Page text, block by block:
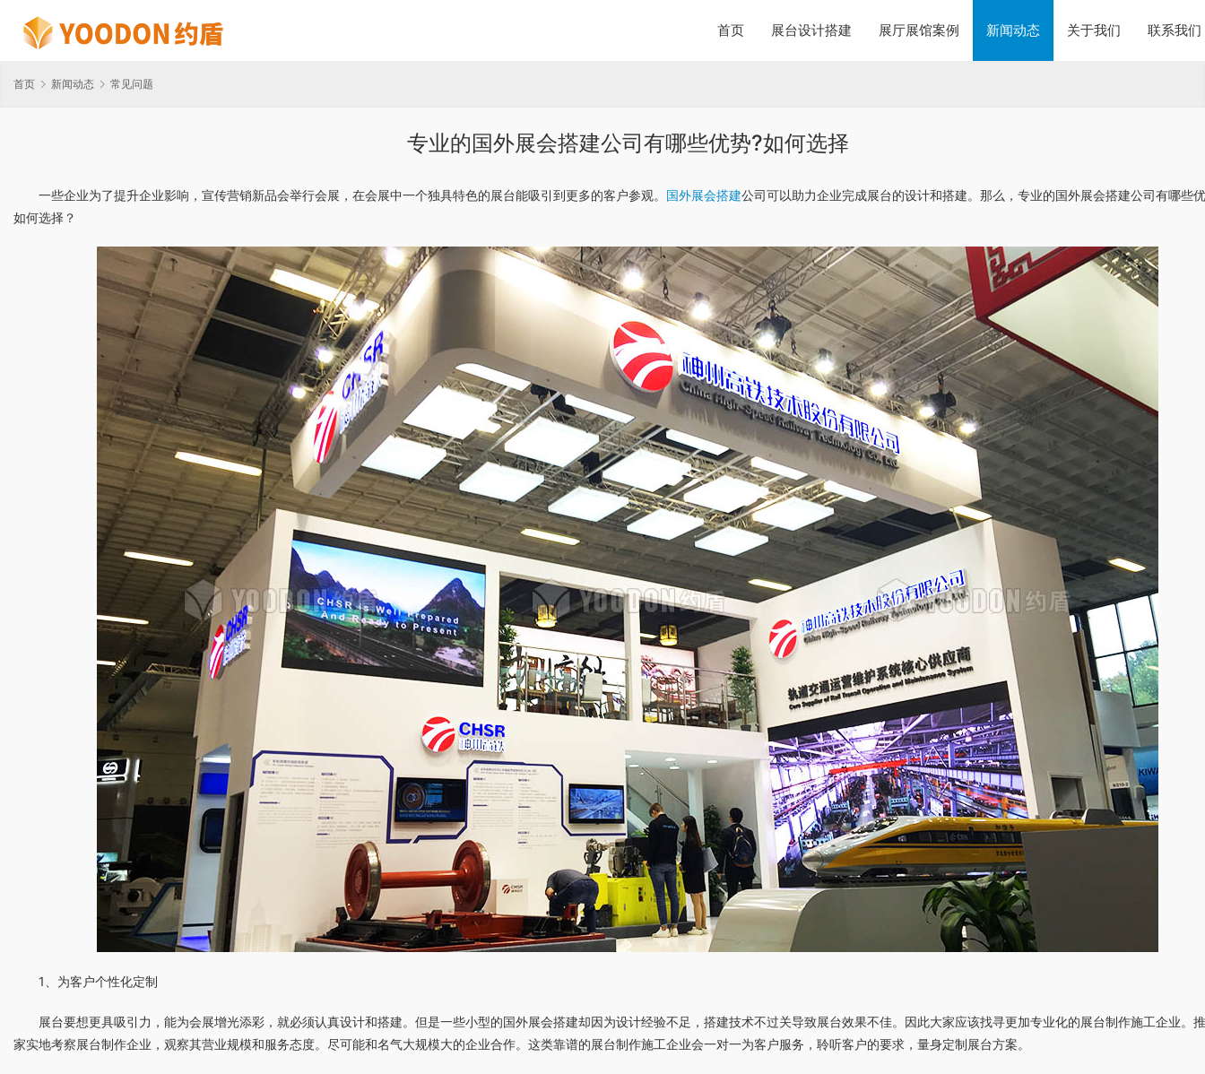
首页 展台设计搭建 展厅展馆案例 新闻动态 关于我们 联系我们
首页 新闻动态 常见问题
专业的国外展会搭建公司有哪些优势?如何选择
一些企业为了提升企业影响，宣传营销新品会举行会展，在会展中一个独具特色的展台能吸引到更多的客户参观。 国外展会搭建公司可以助力企业完成展台的设计和搭建。那么，专业的国外展会搭建公司有哪些
如何选择？
1、为客户个性化定制
展台要想更具吸引力，能为会展增光添彩，就必须认真设计和搭建。但是一些小型的国外展会搭建却因为设计经验不足，搭建技术不过关导致展台效果不佳。因此大家应该找寻更加专业化的展台制作施工企业。
家实地考察展台制作企业，观察其营业规模和服务态度。尽可能和名气大规模大的企业合作。这类靠谱的展台制作施工企业会一对一为客户服务，聆听客户的要求，量身定制展台方案。